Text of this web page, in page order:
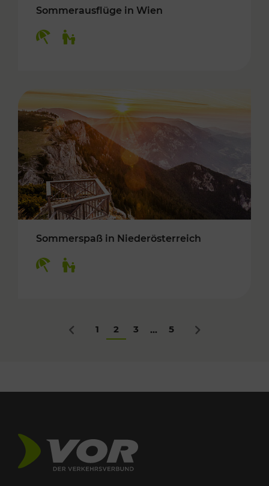
Sommerausflüge in Wien
Sommerspaß in Niederösterreich
Zurück
1 2 3 ... 5 Nächstes